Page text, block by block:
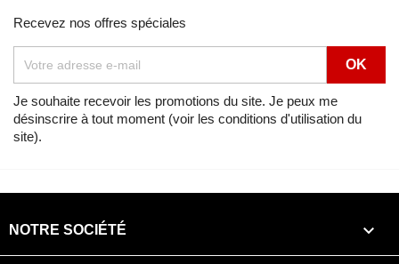
Recevez nos offres spéciales
Je souhaite recevoir les promotions du site. Je peux me
désinscrire à tout moment (voir les conditions d'utilisation du
site).
NOTRE SOCIÉTÉ 